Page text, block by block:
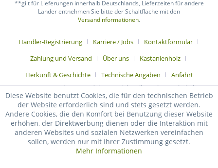
**gilt für Lieferungen innerhalb Deutschlands, Lieferzeiten für andere
Länder entnehmen Sie bitte der Schaltfläche mit den
Versandinformationen.
Händler-Registrierung Karriere / Jobs
Kontaktformular
Zahlung und Versand
Über uns
Kastanienholz
Herkunft & Geschichte
Technische Angaben
Anfahrt
Natur-pro-Kastanie® - Handel & Vertrieb - Alle Rechte vorbehalten.
Diese Website benutzt Cookies, die für den technischen Betrieb
der Website erforderlich sind und stets gesetzt werden.
Andere Cookies, die den Komfort bei Benutzung dieser Website
erhöhen, der Direktwerbung dienen oder die Interaktion mit
anderen Websites und sozialen Netzwerken vereinfachen
sollen, werden nur mit Ihrer Zustimmung gesetzt.
Mehr Informationen